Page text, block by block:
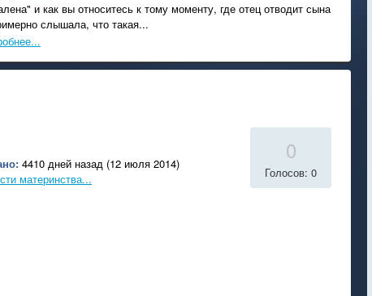
и как вы относитесь к тому моменту, где отец отводит сына
слышала, что такая...
4410 дней назад (12 июля 2014)
материнства...
0
Голосов: 0